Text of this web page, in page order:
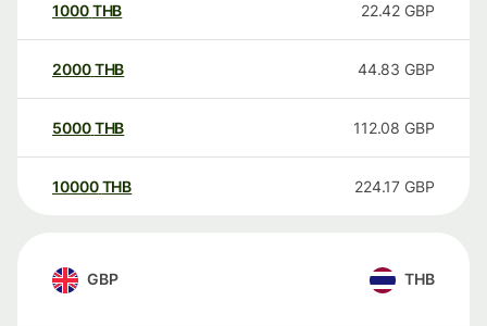
1000THB 22.42 GBP
2000THB 44.83 GBP
5000THB 112.08 GBP
10000 THB 224.17 GBP
GBP THB